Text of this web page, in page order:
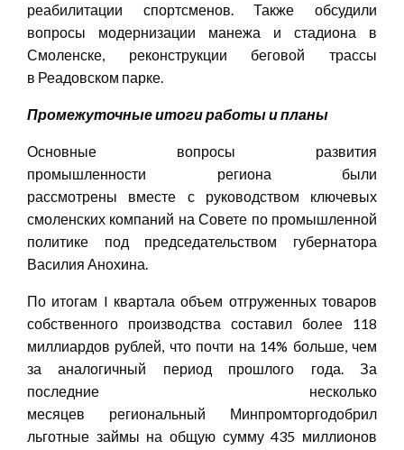
реабилитации спортсменов. Также обсудили
вопросы модернизации манежа и стадиона в
Смоленске, реконструкции беговой трассы
в Реадовском парке.
Промежуточные итоги работы и планы
Основные вопросы развития
промышленности региона были
рассмотрены вместе с руководством ключевых
смоленских компаний на Совете по промышленной
политике под председательством губернатора
Василия Анохина.
По итогам I квартала объем отгруженных товаров
собственного производства составил более 118
миллиардов рублей, что почти на 14% больше, чем
за аналогичный период прошлого года. За
последние несколько
месяцев региональный Минпромторгодобрил
льготные займы на общую сумму 435 миллионов